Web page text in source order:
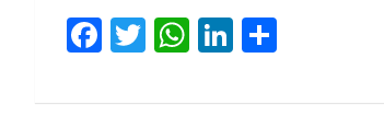
F
ce
T
tt
W
at
Li
ke m